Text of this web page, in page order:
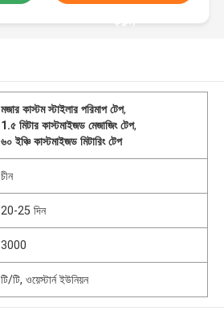
করুন
মজার কাস্টম স্টাইলার পরিমাপ টেপ,
1.৫ মিটার কাস্টমাইজড মেজাজিং টেপ,
৬০ ইঞ্চি কাস্টমাইজড মিটারিং টেপ
চীন
20-25 দিন
3000
টি/টি, ওয়েস্টার্ন ইউনিয়ন